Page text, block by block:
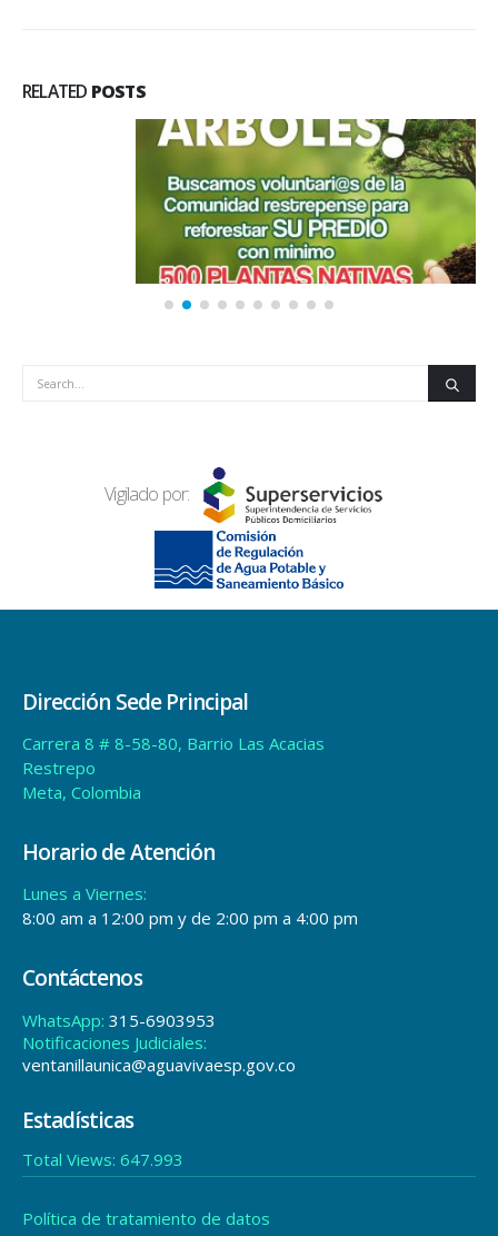
RELATED POSTS
Carrera 8 # 8-58-80, Barrio Las Acacias
Meta, Colombia
Horario de Atención
Lunes a Viernes:
Contáctenos
Notificaciones Judiciales: